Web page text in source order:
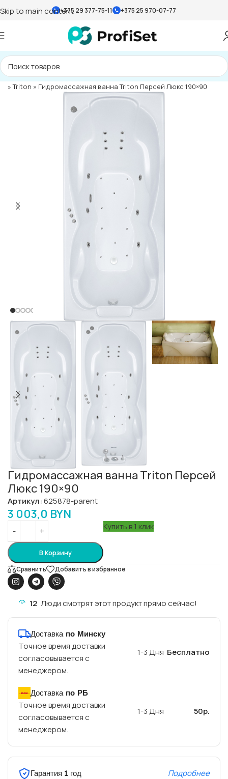
Skip to main content+375 29 377-75-11 +375 25 970-07-77
Главная страница»Каталог»Ванны»Гидромассажные ванны
»Triton » Гидромассажная ванна Triton Персей Люкс 190×90
Гидромассажная ванна Triton Персей
Люкс 190×90
Артикул:625878-parent
3 003,0 BYN
В Корзину
Купить в 1 клик
Сравнить Добавить в избранное
12 Люди смотрят этот продукт прямо сейчас!
Доставкапо Минску
Точное время доставки
согласовывается с
менеджером.
1-3 Дня Бесплатно
Доставкапо РБ
Точное время доставки
согласовывается с
менеджером.
1-3 Дня 50р.
Гарантия 1 год Подробнее